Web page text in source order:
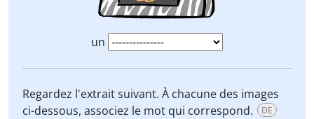
un
Regardez l'extrait suivant. À chacune des images
ci-dessous, associez le mot qui correspond.
DE